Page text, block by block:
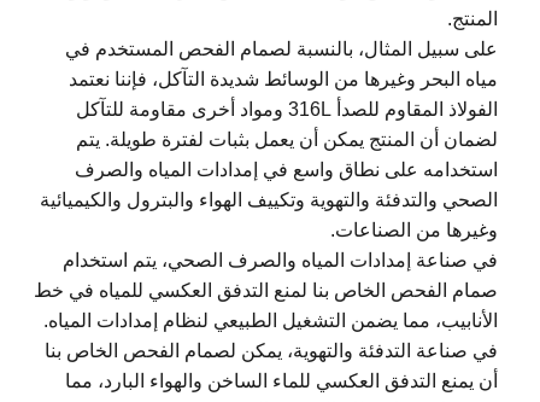
المنتج.
على سبيل المثال، بالنسبة لصمام الفحص المستخدم في
مياه البحر وغيرها من الوسائط شديدة التآكل، فإننا نعتمد
الفولاذ المقاوم للصدأ 316L ومواد أخرى مقاومة للتآكل
لضمان أن المنتج يمكن أن يعمل بثبات لفترة طويلة. يتم
استخدامه على نطاق واسع في إمدادات المياه والصرف
الصحي والتدفئة والتهوية وتكييف الهواء والبترول والكيميائية
وغيرها من الصناعات.
في صناعة إمدادات المياه والصرف الصحي، يتم استخدام
صمام الفحص الخاص بنا لمنع التدفق العكسي للمياه في خط
الأنابيب، مما يضمن التشغيل الطبيعي لنظام إمدادات المياه.
في صناعة التدفئة والتهوية، يمكن لصمام الفحص الخاص بنا
أن يمنع التدفق العكسي للماء الساخن والهواء البارد، مما